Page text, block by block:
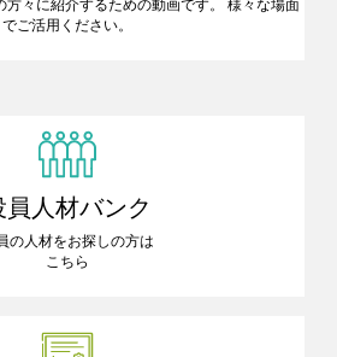
方々に紹介するための動画です。
様々な場面
でご活用ください。
員人材バンク
の人材をお探しの方は
こちら